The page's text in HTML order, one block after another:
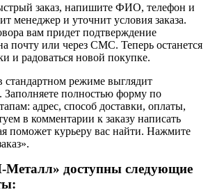
заказ, напишите ФИО, телефон и
менеджер и уточнит условия заказа.
вам придет подтверждение
почту или через СМС. Теперь останется
и радоваться новой покупке.
стандартном режиме выглядит
полностью форму по
адрес, способ доставки, оплаты,
в комментарии к заказу написать
поможет курьеру вас найти. Нажмите
доступны следующие